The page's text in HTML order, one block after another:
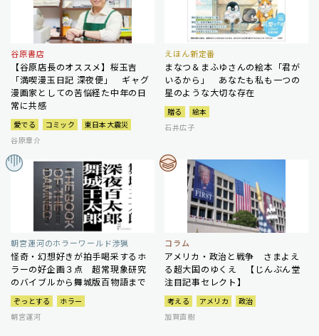
谷原書店
【谷原店長のオススメ】桜玉吉
「満喫漫玉日記 深夜便」 ギャグ
漫画家としての苦悩経た中年の日
常に共感
愛でる コミック
東日本大震災
谷原章介
えほん新定番
まなつ＆まふゆさんの絵本「君が
いるから」 あなたも私も一つの
星のような大切な存在
贈る
絵本
石井広子
朝宮運河のホラーワールド渉猟
怪奇・幻想好きが拍手喝采するホ
ラーの好企画３点 超常現象研究
のバイブルから舞城版百物語まで
ぞっとする
ホラー
朝宮運河
コラム
アメリカ・政治と戦争 さまよえ
る超大国のゆくえ 【じんぶん堂
注目記事セレクト】
考える アメリカ
政治
加賀直樹